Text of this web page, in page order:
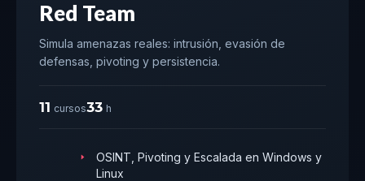
Red Team
Simula amenazas reales: intrusión, evasión de
defensas, pivoting y persistencia.
11 cursos33 h
OSINT, Pivoting y Escalada en Windows y
Linux